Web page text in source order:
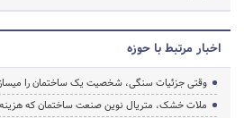
اخبار مرتبط با حوزه
وقتی جزئیات سنگی، شخصیت یک ساختمان را
ملات خشک، متریال نوین صنعت ساختمان که